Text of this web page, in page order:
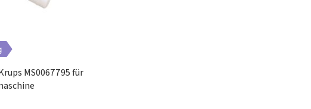
MS0067795 für